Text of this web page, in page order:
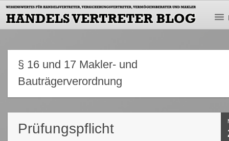
§ 16 und 17 Makler- und
Bauträgerverordnung
Prüfungspflicht